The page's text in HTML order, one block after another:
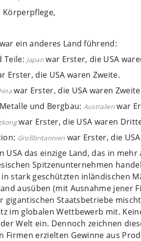
Körperpflege,
ein anderes Land führend:
Teile: Japanwar Erster, die USA
Erster, die USA waren Zweite.
war Erster, die USA waren
und Bergbau: Australien war
war Erster, die USA waren
Großbritanni­en war Erster, die
USA das einzige Land, das in
Spitzenunternehmen
stark geschützten inländischen
ausüben (mit Ausnahme jener
gigantischen Staatsbetriebe
im globalen Wettbewerb mit.
Welt ein. Dennoch zeichnen
Firmen erzielten Gewinne aus